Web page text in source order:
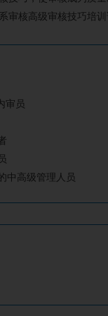
审核高级审核技巧培
审员
中高级管理人员